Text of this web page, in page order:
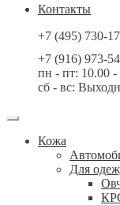
Контакты
+7 (495) 730-
+7 (916) 973-
пн - пт: 10.00 -
сб - вс:
Кожа
Для